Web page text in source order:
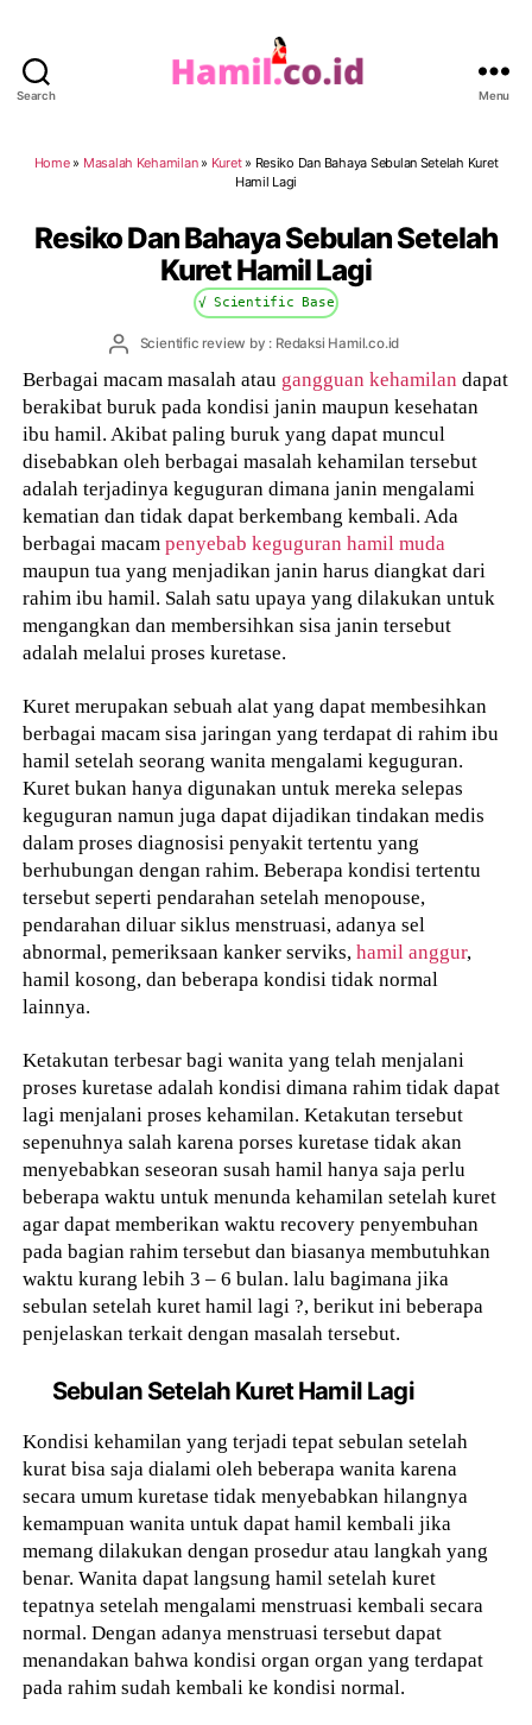
Search Menu
Home» Masalah Kehamilan» Kuret» Resiko Dan Bahaya Sebulan Setelah Kuret
Hamil Lagi
Resiko Dan Bahaya Sebulan Setelah
Kuret Hamil Lagi
√ Scientific Base
PostScientific review by : Redaksi Hamil.co.id
Berbagai macam masalah atau gangguan kehamilan dapat
berakibat buruk pada kondisi janin maupun kesehatan
ibu hamil. Akibat paling buruk yang dapat muncul
disebabkan oleh berbagai masalah kehamilan tersebut
adalah terjadinya keguguran dimana janin mengalami
kematian dan tidak dapat berkembang kembali. Ada
berbagai macampenyebab keguguran hamil muda
maupun tua yang menjadikan janin harus diangkat dari
rahim ibu hamil. Salah satu upaya yang dilakukan untuk
mengangkan dan membersihkan sisa janin tersebut
adalah melalui proses kuretase.
Kuret merupakan sebuah alat yang dapat membesihkan
berbagai macam sisa jaringan yang terdapat di rahim ibu
hamil setelah seorang wanita mengalami keguguran.
Kuret bukan hanya digunakan untuk mereka selepas
keguguran namun juga dapat dijadikan tindakan medis
dalam proses diagnosisi penyakit tertentu yang
berhubungan dengan rahim. Beberapa kondisi tertentu
tersebut seperti pendarahan setelah menopouse,
pendarahan diluar siklus menstruasi, adanya sel
abnormal, pemeriksaan kanker serviks,hamil anggur,
hamil kosong, dan beberapa kondisi tidak normal
lainnya.
Ketakutan terbesar bagi wanita yang telah menjalani
proses kuretase adalah kondisi dimana rahim tidak dapat
lagi menjalani proses kehamilan. Ketakutan tersebut
sepenuhnya salah karena porses kuretase tidak akan
menyebabkan seseoran susah hamil hanya saja perlu
beberapa waktu untuk menunda kehamilan setelah kuret
agar dapat memberikan waktu recovery penyembuhan
pada bagian rahim tersebut dan biasanya membutuhkan
waktu kurang lebih 3 – 6 bulan. lalu bagimana jika
sebulan setelah kuret hamil lagi ?, berikut ini beberapa
penjelaskan terkait dengan masalah tersebut.
Sebulan Setelah Kuret Hamil Lagi
Kondisi kehamilan yang terjadi tepat sebulan setelah
kurat bisa saja dialami oleh beberapa wanita karena
secara umum kuretase tidak menyebabkan hilangnya
kemampuan wanita untuk dapat hamil kembali jika
memang dilakukan dengan prosedur atau langkah yang
benar. Wanita dapat langsung hamil setelah kuret
tepatnya setelah mengalami menstruasi kembali secara
normal. Dengan adanya menstruasi tersebut dapat
menandakan bahwa kondisi organ organ yang terdapat
pada rahim sudah kembali ke kondisi normal.